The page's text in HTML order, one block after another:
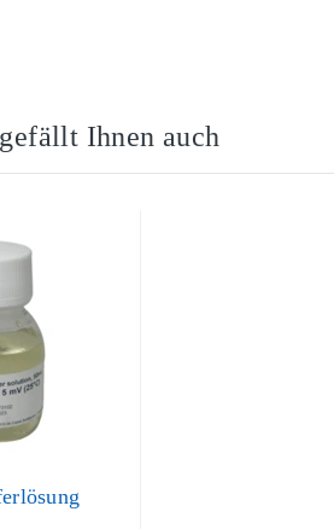
Ihnen auch